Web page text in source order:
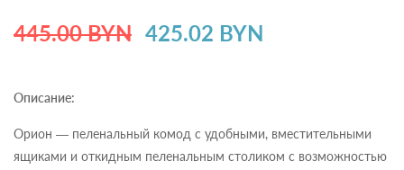
445.00 BYN 425.02 BYN
Описание:
Oрион — пеленальный комод с удобными, вместительными
ящиками и откидным пеленальным столиком с возможностью